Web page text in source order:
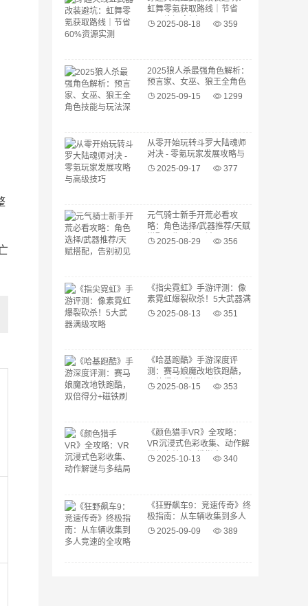
虹舞零氪获取路线｜节省
60%资源实测
2025-08-18 359
2025狼人杀最强角色解析：
预言家、女巫、狼王全角色
技能与玩法深度攻略
2025-09-15 1299
从零开始玩转斗罗大陆魂师
对决 - 零氪玩家发展攻略与
高级技巧
2025-09-17 377
元气骑士新手开荒必看攻
略：角色选择/武器推荐/天赋
搭配，告别初见杀
2025-08-29 356
《指尖霓虹》手游评测：像
素霓虹爆裂砍杀！5大武器满
级攻略
2025-08-13 351
《哈基跑酷》手游深度评
测：赛马娘魔改地铁跑酷，
双倍得分+磁铁刷分攻略
2025-08-15 353
《颜色猎手VR》全攻略：
VR沉浸式色彩收集、动作解
谜与多结局解锁指南
2025-10-13 340
《狂野飙车9：竞速传奇》终
极指南：从车辆收集到多人
竞速的全攻略
2025-09-09 389